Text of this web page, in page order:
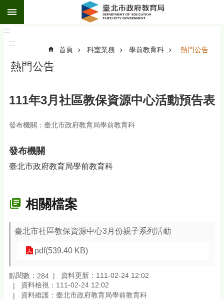
跳到主要內容區塊
:::
:::
首頁 科室業務 學前教育科 熱門公告
熱門公告
111年3月社區教保資源中心活動預告表
發布機關：臺北市政府教育局學前教育科
發布機關
臺北市政府教育局學前教育科
相關檔案
臺北市社區教保資源中心3月份親子系列活動
pdf(539.40 KB)
點閱數： 284
資料更新：111-02-24 12:02
資料檢視：111-02-24 12:02
資料維護：臺北市政府教育局學前教育科